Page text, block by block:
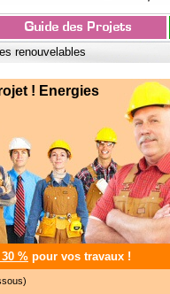
renouvelables
! Energies
% pour vos travaux !